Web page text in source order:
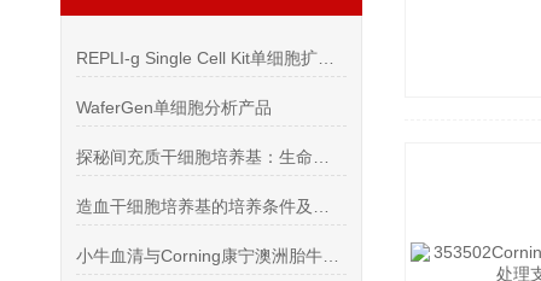
WaferGen单细胞分析产品